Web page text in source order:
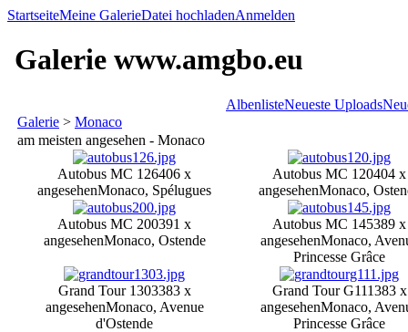
StartseiteMeine GalerieDatei hochladenAnmelden
Galerie www.amgbo.eu
AlbenlisteNeueste Uploads
Galerie > Monaco
am meisten angesehen - Monaco
Autobus MC 126406 x
angesehenMonaco, Spélugues
Autobus MC 120404 x
angesehenMonaco,
Autobus MC 200391 x
angesehenMonaco, Ostende
Autobus MC 145389 x
angesehenMonaco,
Princesse Grâce
Grand Tour 1303383 x
angesehenMonaco, Avenue
d'Ostende
Grand Tour G111383 x
angesehenMonaco,
Princesse Grâce